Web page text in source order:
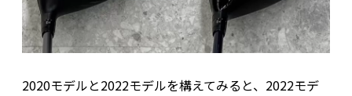
2020モデルと2022モデルを構えてみると、2022モデ